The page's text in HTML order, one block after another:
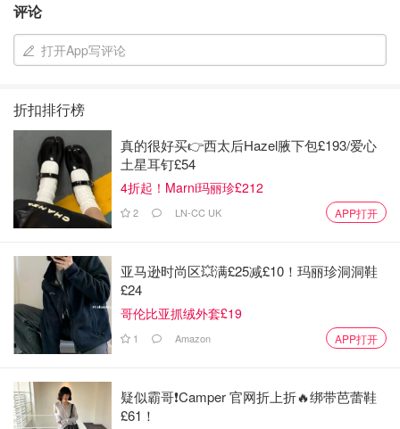
2.diy情书胶囊
写下你想对他说的话，有时候两个人之间，当面有些话说不
以适当减一些，我也是绞尽脑汁的写出来了，卷回去的时候
有些费劲，主要是我想把它弄回原来的样子。这个花一两个
小时就可以完成。我另一半有耐性的看完了，忘了他什么反
应。
优点：省钱，增进感情
缺点：没有很特别，印象不深刻
难度：简单
推荐指数三颗半星
https://www.amazon.com/gp/product/B076HS15GM/ref=pp
x_yo_dt_b_asin_title_o06_s00?ie=UTF8&psc=1
评论
打开App写评论
折扣排行榜
真的很好买👉西太后Hazel腋下包£193/爱心
土星耳钉£54
4折起！Marni玛丽珍£212
2 LN-CC UK APP打开
亚马逊时尚区💥满£25减£10！玛丽珍洞洞鞋
£24
哥伦比亚抓绒外套£19
1 Amazon APP打开
疑似霸哥❗️Camper 官网折上折🔥绑带芭蕾鞋
£61！